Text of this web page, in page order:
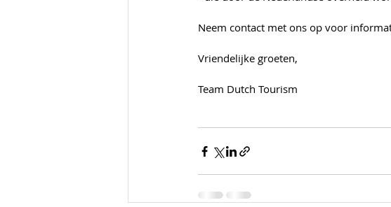
Neem contact met ons op voor
Vriendelijke groeten,
Team Dutch Tourism